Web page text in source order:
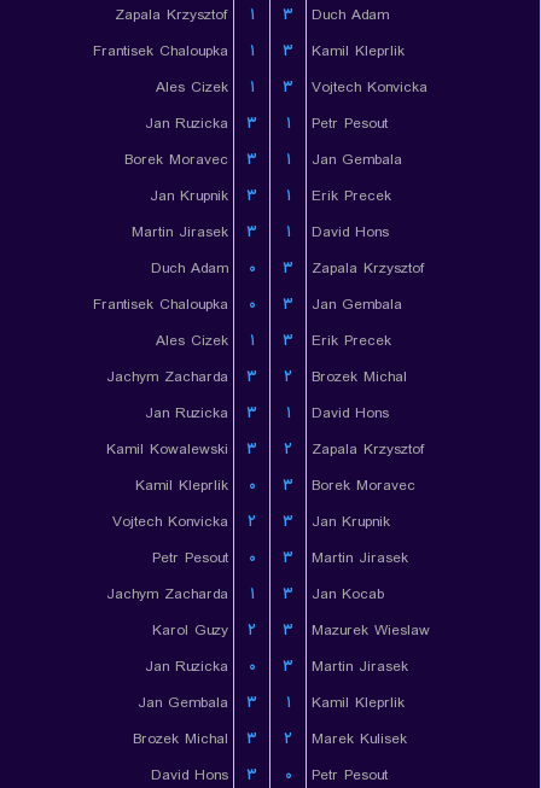
Zapala Krzysztof ۱ ۳
Duch Adam
Frantisek Chaloupka
۱ ۳
Kamil Kleprlik
Ales Cizek
۱ ۳
Vojtech Konvicka
Jan Ruzicka
۳ ۱
Petr Pesout
Borek Moravec
۳ ۱
Jan Gembala
Jan Krupnik
۳ ۱
Erik Precek
Martin Jirasek
۳ ۱
David Hons
Duch Adam
۰ ۳
Zapala Krzysztof
Frantisek Chaloupka
۰ ۳
Jan Gembala
Ales Cizek
۱ ۳
Erik Precek
Jachym Zacharda
۳ ۲
Brozek Michal
Jan Ruzicka
۳ ۱
David Hons
Kamil Kowalewski
۳ ۲
Zapala Krzysztof
Kamil Kleprlik
۰ ۳
Borek Moravec
Vojtech Konvicka
۲ ۳
Jan Krupnik
Petr Pesout
۰ ۳
Martin Jirasek
Jachym Zacharda
۱ ۳
Jan Kocab
Karol Guzy
۲ ۳
Mazurek Wieslaw
Jan Ruzicka
۰ ۳
Martin Jirasek
Jan Gembala
۳ ۱
Kamil Kleprlik
Brozek Michal
۳ ۲
Marek Kulisek
David Hons
۳ ۰
Petr Pesout